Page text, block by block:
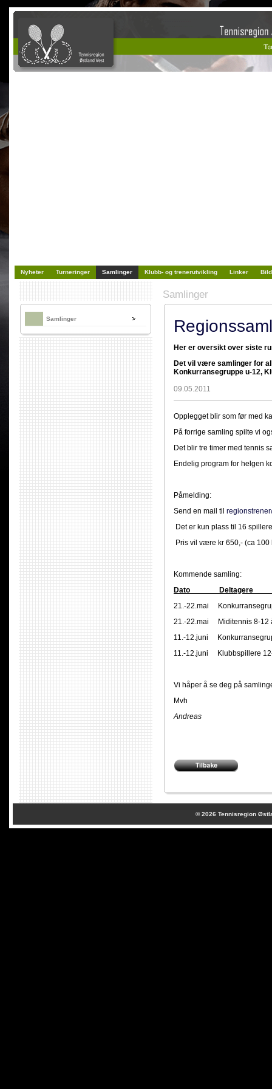
Nyheter Turneringer Samlinger Klubb- og trenerutvikling Linker
Samlinger
Samlinger
Her er oversikt over siste
Det vil være samlinger for
Konkurransegruppe u-12,
09.05.2011
Opplegget blir som før med
På forrige samling spilte vi
Det blir tre timer med tennis
Endelig program for helgen
Send en mail til
Det er kun plass til 16
Pris vil være kr 650,- (ca 100
Kommende samling:
Dato
21.-22.mai
21.-22.mai
11.-12.juni
11.-12.juni
Vi håper å se deg på
Mvh
Andreas
© 2026 Tennisregion